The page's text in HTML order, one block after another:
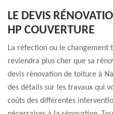
LE DEVIS
HP COUVERTURE
La réfection ou le changement
reviendra plus cher que sa
devis rénovation de toiture à
des détails sur les travaux qui
coûts des différentes